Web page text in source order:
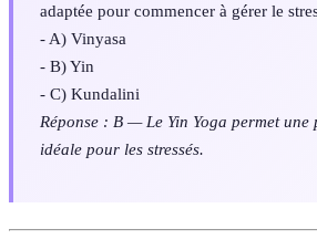
adaptée pour commencer à gérer le
- A) Vinyasa
- B) Yin
- C) Kundalini
Réponse : B — Le Yin Yoga permet une
idéale pour les stressés.